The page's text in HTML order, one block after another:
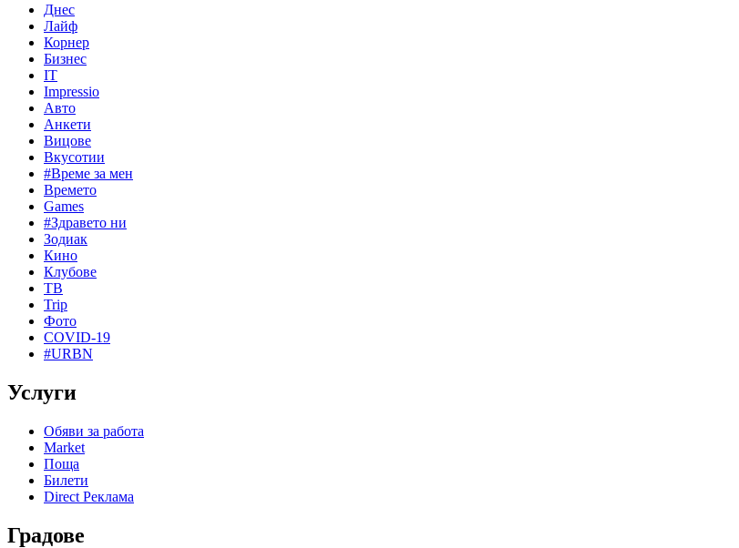
Днес
Лайф
Корнер
Бизнес
IT
Impressio
Авто
Анкети
Вицове
Вкусотии
#Време за мен
Времето
Games
#Здравето ни
Зодиак
Кино
Клубове
ТВ
Trip
Фото
COVID-19
#URBN
Услуги
Обяви за работа
Market
Поща
Билети
Direct Реклама
Градове